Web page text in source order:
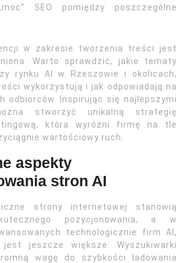
SEO pomiędzy poszczególne
w zakresie tworzenia treści jest
Warto sprawdzić, jakie tematy
rynku AI w Rzeszowie i okolicach,
wykorzystują i jak odpowiadają na
odbiorców. Inspirując się najlepszymi
stworzyć unikalną strategię
która wyróżni firmę na tle
wartościowy ruch.
aspekty
stron AI
strony internetowej stanowią
pozycjonowania, a w
technologicznie firm AI,
jeszcze większe. Wyszukiwarki
wagę do szybkości ładowania